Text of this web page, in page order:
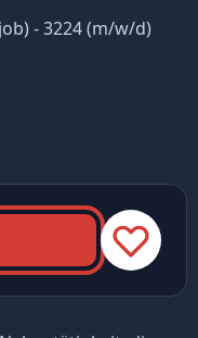
- 3224 (m/w/d)